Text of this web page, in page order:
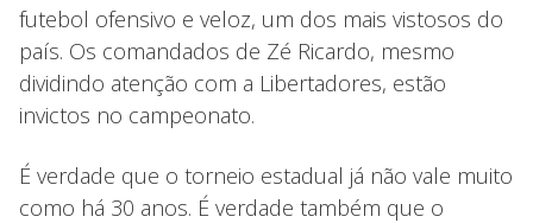
futebol ofensivo e veloz, um dos mais vistosos do
país. Os comandados de Zé Ricardo, mesmo
dividindo atenção com a Libertadores, estão
invictos no campeonato.
É verdade que o torneio estadual já não vale muito
como há 30 anos. É verdade também que o